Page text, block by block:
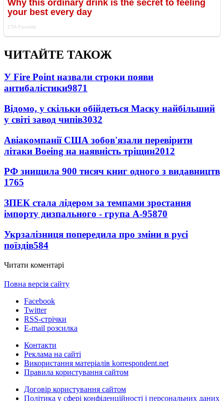
ЧИТАЙТЕ ТАКОЖ
У Fire Point назвали строки появи
антибалістики9871
Відомо, у скільки обійдеться Маску найбільший
у світі завод чипів3032
Авіакомпанії США зобов'язали перевірити
літаки Boeing на наявність тріщин2012
РФ знищила 900 тисяч книг одного з видавництв
1765
ЗПЕК стала лідером за темпами зростання
імпорту дизпального - група А-95870
Укрзалізниця попередила про зміни в русі
поїздів584
Читати коментарі
Повна версія сайту
Facebook
Twitter
RSS-стрічки
E-mail розсилка
Контакти
Реклама на сайті
Використання матеріалів korrespondent.net
Правила користування сайтом
Договір користування сайтом
Політика у сфері конфіденційності і персональних даних